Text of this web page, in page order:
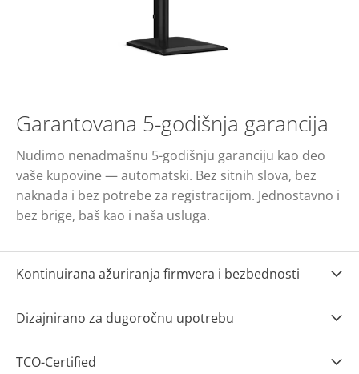
Garantovana 5-godišnja garancija
Nudimo nenadmašnu 5-godišnju garanciju kao deo
vaše kupovine — automatski. Bez sitnih slova, bez
naknada i bez potrebe za registracijom. Jednostavno i
bez brige, baš kao i naša usluga.
Kontinuirana ažuriranja firmvera i bezbednosti
Dizajnirano za dugoročnu upotrebu
TCO-Certified